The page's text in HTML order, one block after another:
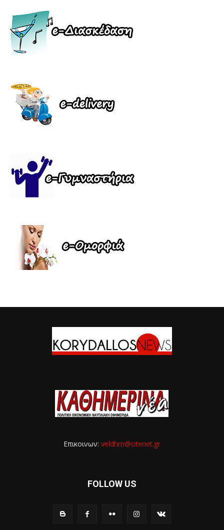
Επικοινων: veldhm@otenet.gr
FOLLOW US